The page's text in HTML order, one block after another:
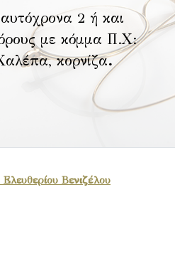
2 ή και
με κόμμα Π.Χ:
κορνίζα.
Ελευθερίου Βενιζέλου